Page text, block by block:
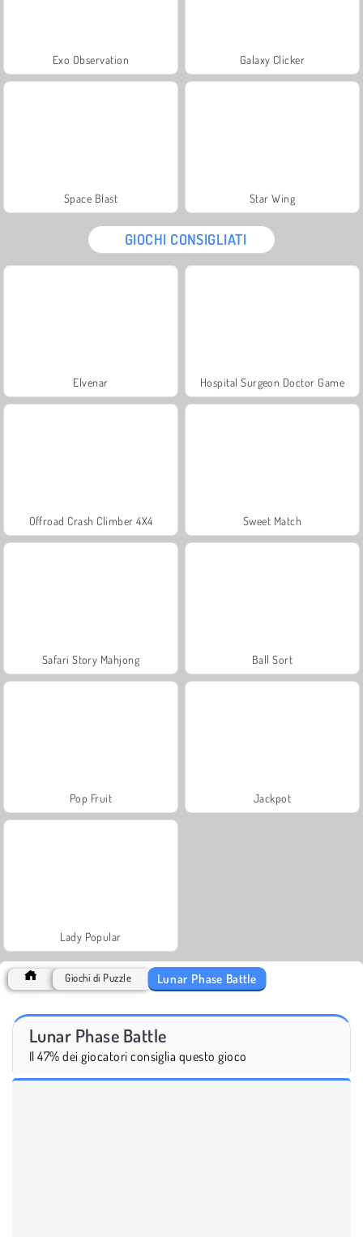
Exo Observation Galaxy Clicker
Space Blast Star Wing
GIOCHI CONSIGLIATI
Elvenar Hospital Surgeon Doctor Game
Offroad Crash Climber 4X4 Sweet Match
Safari Story Mahjong Ball Sort
Pop Fruit Jackpot
Lady Popular
Giochi di Puzzle Lunar Phase Battle
Lunar Phase Battle
Il 47% dei giocatori consiglia questo gioco